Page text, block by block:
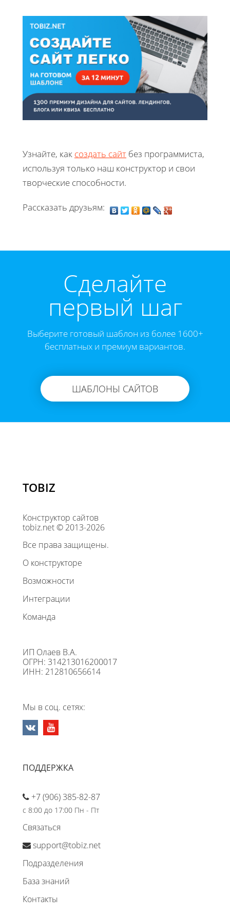
Узнайте, как создать сайт без программиста,
используя только наш конструктор и свои
творческие способности.
Рассказать друзьям:
Cделайте
первый шаг
Выберите готовый шаблон из более 1600+
бесплатных и премиум вариантов.
ШАБЛОНЫ САЙТОВ
TOBIZ
Конструктор сайтов
tobiz.net © 2013-2026
Все права защищены.
О конструкторе
Возможности
Интеграции
Команда
ИП Олаев В.А.
ОГРН: 314213016200017
ИНН: 212810656614
Мы в соц. сетях:
ПОДДЕРЖКА
+7 (906) 385-82-87
с 8:00 до 17:00 Пн - Пт
Связаться
support@tobiz.net
Подразделения
База знаний
Контакты